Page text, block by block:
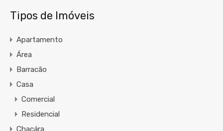
Tipos de Imóveis
Apartamento
Área
Barracão
Casa
Comercial
Residencial
Chacára